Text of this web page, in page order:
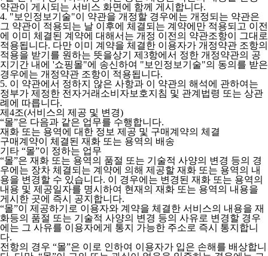
약관이 게시되는 서비스 화면에 함께 게시합니다.
4. "보인정보기술"이 약관을 개정할 경우에는 개정되는 약관은
그 약관이 적용되는 날 이후에 체결되는 계약에만 적용되고 이전
에 이미 체결된 계약에 대해서는 개정 이전의 약관조항이 그대로
적용됩니다. 다만 이미 계약을 체결한 이용자가 개정약관 조항의
적용을 받기를 원하는 뜻을상기 제3항에서 정한 개정약관의 공
지기간 내에 '쇼핑몰"에 송신하여 "보인정보기술"의 동의를 받은
경우에는 개정약관 조항이 적용됩니다.
5. 이 약관에서 정하지 않은 사항과 이 약관의 해석에 관하여는
정부가 제정한 전자거래소비자보호지침 및 관계법령 또는 상관
례에 따릅니다.
제4조(서비스의 제공 및 변경)
“몰”은 다음과 같은 업무를 수행합니다.
재화 또는 용역에 대한 정보 제공 및 구매계약의 체결
구매계약이 체결된 재화 또는 용역의 배송
기타 “몰”이 정하는 업무
“몰”은 재화 또는 용역의 품절 또는 기술적 사양의 변경 등의 경
우에는 장차 체결되는 계약에 의해 제공할 재화 또는 용역의 내
용을 변경할 수 있습니다. 이 경우에는 변경된 재화 또는 용역의
내용 및 제공일자를 명시하여 현재의 재화 또는 용역의 내용을
게시한 곳에 즉시 공지합니다.
“몰”이 제공하기로 이용자와 계약을 체결한 서비스의 내용을 재
화등의 품절 또는 기술적 사양의 변경 등의 사유로 변경할 경우
에는 그 사유를 이용자에게 통지 가능한 주소로 즉시 통지합니
다.
전항의 경우 “몰”은 이로 인하여 이용자가 입은 손해를 배상합니